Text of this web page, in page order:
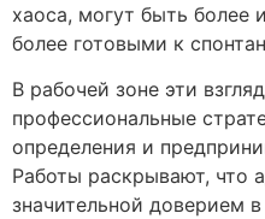
хаоса, могут быть более
более готовыми к
В рабочей зоне эти
профессиональные
определения и
Работы раскрывают, что
значительной доверием